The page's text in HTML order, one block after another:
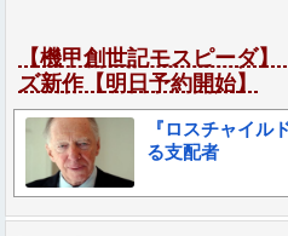
【機甲創世記モスピーダ
ズ新作【明日予約開始】
『ロスチャイル
る支配者